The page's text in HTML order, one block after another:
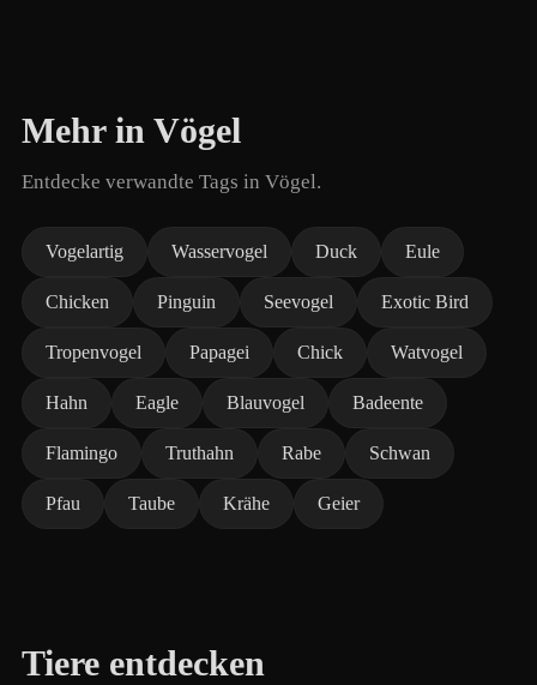
Mehr in Vögel
Entdecke verwandte Tags in Vögel.
Vogelartig Wasservogel Duck Eule
Chicken Pinguin Seevogel Exotic Bird
Tropenvogel Papagei Chick Watvogel
Hahn Eagle Blauvogel Badeente
Flamingo Truthahn Rabe Schwan
Pfau Taube Krähe Geier
Tiere entdecken